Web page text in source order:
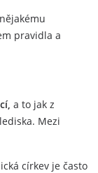
pravidla a
a to jak z
Mezi
církev je často